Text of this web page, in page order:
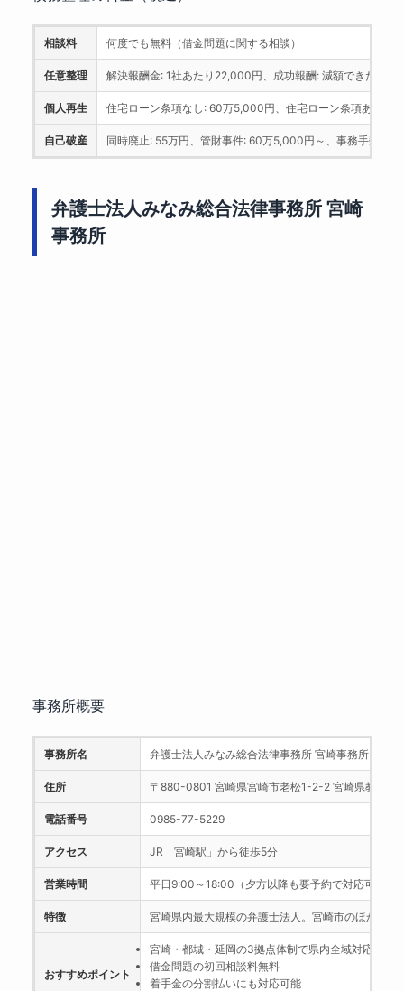
相談料 何度でも無料（借金問題に関する相談）
任意整理 解決報酬金: 1社あたり22,000円、成功報酬: 減額できた金額
個人再生 住宅ローン条項なし: 60万5,000円、住宅ローン条項あり:
自己破産 同時廃止: 55万円、管財事件: 60万5,000円～、事務手数料:
弁護士法人みなみ総合法律事務所 宮崎
事務所
事務所概要
事務所名 弁護士法人みなみ総合法律事務所 宮崎事務所
住所 〒880-0801 宮崎県宮崎市老松1-2-2 宮崎県教職員
電話番号 0985-77-5229
アクセス JR「宮崎駅」から徒歩5分
営業時間 平日9:00～18:00（夕方以降も要予約で対応可）
特徴 宮崎県内最大規模の弁護士法人。宮崎市のほか、
おすすめポイント
宮崎・都城・延岡の3拠点体制で県内全域対応
借金問題の初回相談料無料
着手金の分割払いにも対応可能